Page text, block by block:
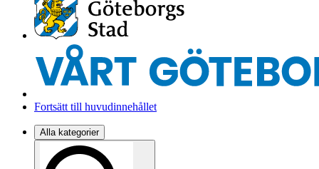
Fortsätt till huvudinnehållet
Alla kategorier